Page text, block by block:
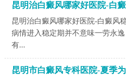
昆明治白癜风哪家好医院-白
昆明治白癜风哪家好医院-白癜风
病情进入稳定期并不意味一劳永
有...
昆明市白癜风专科医院-夏季